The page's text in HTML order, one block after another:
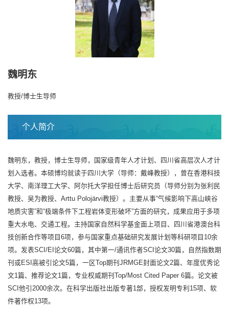
魏明东
教授/博士生导师
个人简介
魏明东，教授，博士生导师，国家级青年人才计划、四川省高层次人才计
划入选者。本硕博均就读于四川大学（导师：戴峰教授），曾在香港科技
大学、南洋理工大学、阿尔托大学担任博士后研究员（导师分别为张利民
教授、吴为教授、Arttu Polojärvi教授）。主要从事“气候影响下高山峡谷
地质灾害”和“极端条件下工程岩体变形破坏”方面的研究，成果应用于多项
重大水电、交通工程。主持国家自然科学基金面上项目、四川省港澳台科
技创新合作等项目6项，参与国家重点基础研究发展计划等科研项目10余
项。发表SCI/EI论文60篇，其中第一/通讯作者SCI论文30篇，自然指数期
刊或ESI高被引论文5篇，一区Top期刊JRMGE封面论文2篇、年度优秀论
文1篇、推荐论文1篇，专业权威期刊Top/Most Cited Paper 6篇。论文被
SCI他引2000余次。在科学出版社出版专著1部，授权发明专利15项、软
件著作权13项。